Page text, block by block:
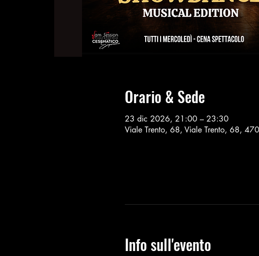
Orario & Sede
23 dic 2026, 21:00 – 23:30
Viale Trento, 68, Viale Trento, 68,
Info sull'evento